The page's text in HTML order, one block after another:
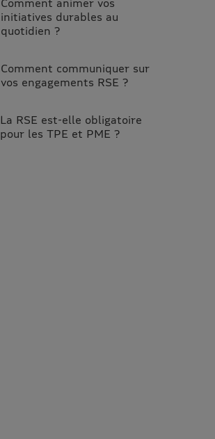
initiatives durables au
quotidien ?
Comment communiquer sur
vos engagements RSE ?
La RSE est-elle obligatoire
pour les TPE et PME ?